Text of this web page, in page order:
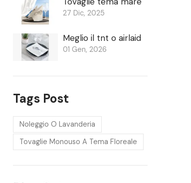
27 Dic, 2025
Meglio il tnt o airlaid
01 Gen, 2026
Tags Post
Noleggio O Lavanderia
Tovaglie Monouso A Tema Floreale